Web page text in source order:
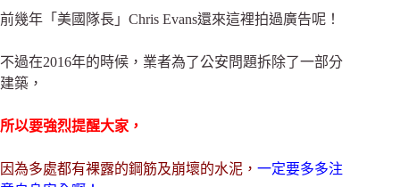
前幾年「美國隊長」Chris Evans還來這裡拍過廣告呢！
不過在2016年的時候，業者為了公安問題拆除了一部分
建築，
所以要強烈提醒大家，
因為多處都有裸露的鋼筋及崩壞的水泥， 一定要多多注